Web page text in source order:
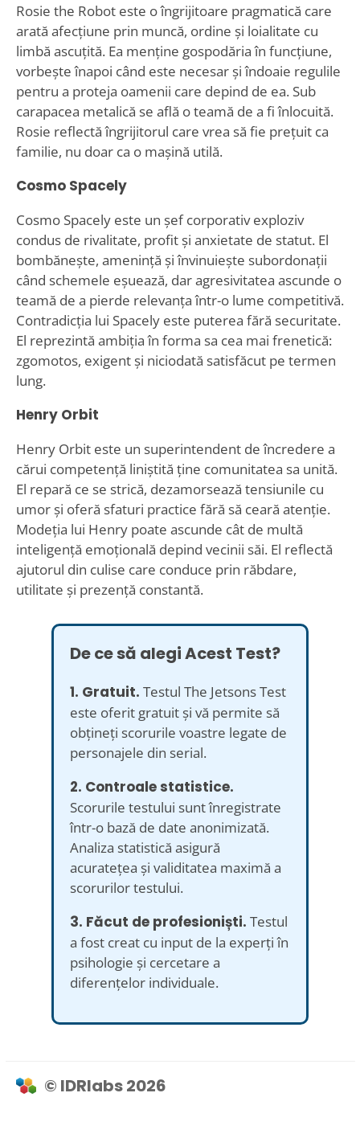
Rosie the Robot este o îngrijitoare pragmatică care
arată afecțiune prin muncă, ordine și loialitate cu
limbă ascuțită. Ea menține gospodăria în funcțiune,
vorbește înapoi când este necesar și îndoaie regulile
pentru a proteja oamenii care depind de ea. Sub
carapacea metalică se află o teamă de a fi înlocuită.
Rosie reflectă îngrijitorul care vrea să fie prețuit ca
familie, nu doar ca o mașină utilă.
Cosmo Spacely
Cosmo Spacely este un șef corporativ exploziv
condus de rivalitate, profit și anxietate de statut. El
bombănește, amenință și învinuiește subordonații
când schemele eșuează, dar agresivitatea ascunde o
teamă de a pierde relevanța într-o lume competitivă.
Contradicția lui Spacely este puterea fără securitate.
El reprezintă ambiția în forma sa cea mai frenetică:
zgomotos, exigent și niciodată satisfăcut pe termen
lung.
Henry Orbit
Henry Orbit este un superintendent de încredere a
cărui competență liniștită ține comunitatea sa unită.
El repară ce se strică, dezamorsează tensiunile cu
umor și oferă sfaturi practice fără să ceară atenție.
Modeția lui Henry poate ascunde cât de multă
inteligență emoțională depind vecinii săi. El reflectă
ajutorul din culise care conduce prin răbdare,
utilitate și prezență constantă.
De ce să alegi Acest Test?
1. Gratuit. Testul The Jetsons Test
este oferit gratuit și vă permite să
obțineți scorurile voastre legate de
personajele din serial.
2. Controale statistice.
Scorurile testului sunt înregistrate
într-o bază de date anonimizată.
Analiza statistică asigură
acuratețea și validitatea maximă a
scorurilor testului.
3. Făcut de profesioniști. Testul
a fost creat cu input de la experți în
psihologie și cercetare a
diferențelor individuale.
© IDRlabs 2026